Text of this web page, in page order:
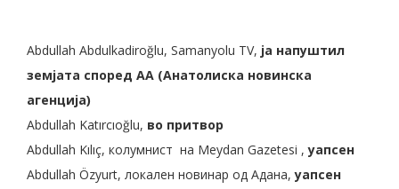
Abdullah Abdulkadiroğlu, Samanyolu TV, ја напуштил
земјата според AA (Анатолиска новинска
агенција)
Abdullah Katırcıoğlu, во притвор
Abdullah Kılıç, колумнист на Meydan Gazetesi ,уапсен
Abdullah Özyurt, локален новинар од Адана,уапсен